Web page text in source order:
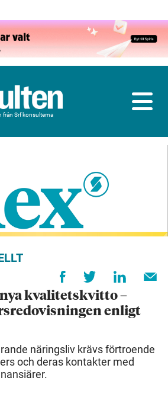
från Srf konsulterna
kvalitetskvitto –
enligt
näringsliv krävs förtroende
och deras kontakter med